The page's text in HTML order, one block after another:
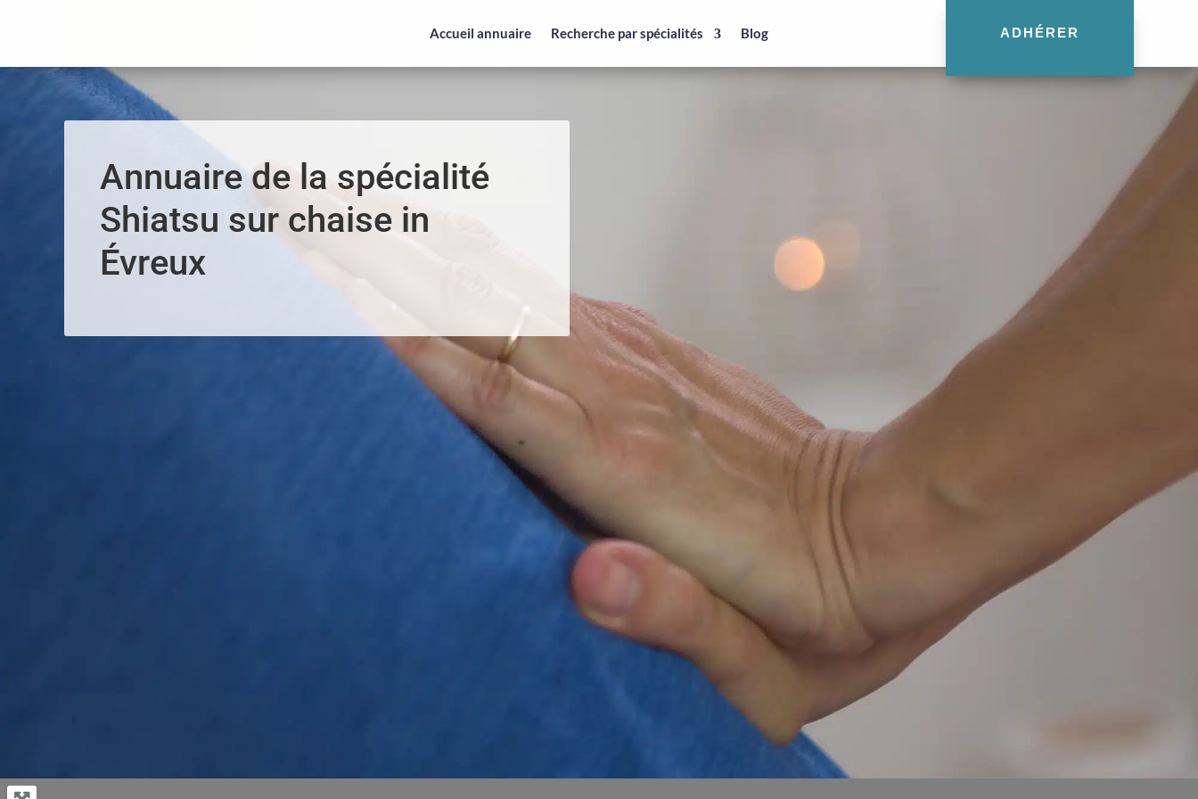
Accueil annuaire Recherche par spécialités Blog ADHÉRER
Annuaire de la spécialité
Shiatsu sur chaise in
Évreux